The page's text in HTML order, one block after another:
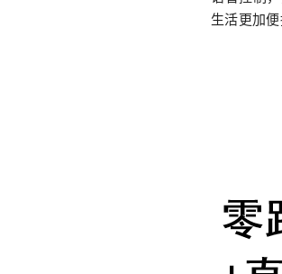
生活更加